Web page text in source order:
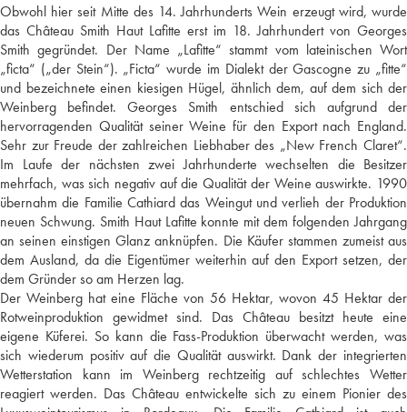
Obwohl hier seit Mitte des 14. Jahrhunderts Wein erzeugt wird, wurde
das Château Smith Haut Lafitte erst im 18. Jahrhundert von Georges
Smith gegründet. Der Name „Lafitte“ stammt vom lateinischen Wort
„ficta“ („der Stein“). „Ficta“ wurde im Dialekt der Gascogne zu „fitte“
und bezeichnete einen kiesigen Hügel, ähnlich dem, auf dem sich der
Weinberg befindet. Georges Smith entschied sich aufgrund der
hervorragenden Qualität seiner Weine für den Export nach England.
Sehr zur Freude der zahlreichen Liebhaber des „New French Claret“.
Im Laufe der nächsten zwei Jahrhunderte wechselten die Besitzer
mehrfach, was sich negativ auf die Qualität der Weine auswirkte. 1990
übernahm die Familie Cathiard das Weingut und verlieh der Produktion
neuen Schwung. Smith Haut Lafitte konnte mit dem folgenden Jahrgang
an seinen einstigen Glanz anknüpfen. Die Käufer stammen zumeist aus
dem Ausland, da die Eigentümer weiterhin auf den Export setzen, der
dem Gründer so am Herzen lag.
Der Weinberg hat eine Fläche von 56 Hektar, wovon 45 Hektar der
Rotweinproduktion gewidmet sind. Das Château besitzt heute eine
eigene Küferei. So kann die Fass-Produktion überwacht werden, was
sich wiederum positiv auf die Qualität auswirkt. Dank der integrierten
Wetterstation kann im Weinberg rechtzeitig auf schlechtes Wetter
reagiert werden. Das Château entwickelte sich zu einem Pionier des